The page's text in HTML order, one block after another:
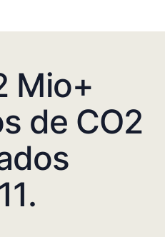
Mio+
de CO2